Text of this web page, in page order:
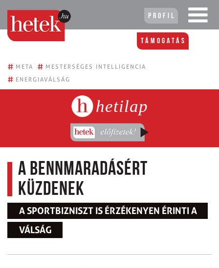
Profil
Támogatás
# META # MESTERSÉGES INTELLIGENCIA
# ENERGIAVÁLSÁG
hetilap
A bennmaradásért
küzdenek
A SPORTBIZNISZT IS ÉRZÉKENYEN ÉRINTI A
VÁLSÁG